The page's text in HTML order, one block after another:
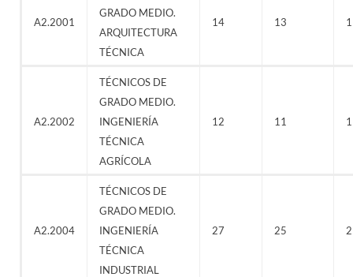
A2.2001
GRADO MEDIO.
ARQUITECTURA
TÉCNICA
14 13 1
A2.2002
TÉCNICOS DE
GRADO MEDIO.
INGENIERÍA
TÉCNICA
AGRÍCOLA
12 11 1
A2.2004
TÉCNICOS DE
GRADO MEDIO.
INGENIERÍA
TÉCNICA
INDUSTRIAL
27 25 2